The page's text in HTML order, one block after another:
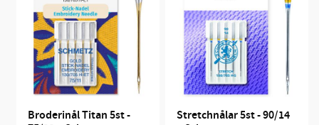
Broderinål Titan 5st -
Stretchnålar 5st - 90/14